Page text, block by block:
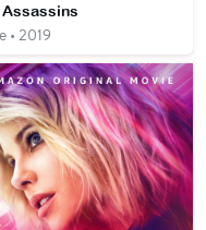
Assassins
• 2019